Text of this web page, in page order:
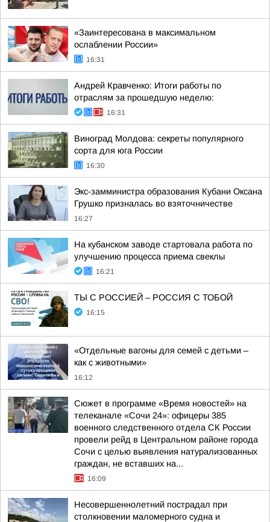
«Заинтересована в максимальном
ослаблении России»
16:31
Андрей Кравченко: Итоги работы по
отраслям за прошедшую неделю:
16:31
Виноград Молдова: секреты популярного
сорта для юга России
16:30
Экс-замминистра образования Кубани Оксана
Грушко призналась во взяточничестве
16:27
На кубанском заводе стартовала работа по
улучшению процесса приема свеклы
16:21
ТЫ С РОССИЕЙ – РОССИЯ С ТОБОЙ
16:15
«Отдельные вагоны для семей с детьми –
как с животными»
16:12
Сюжет в программе «Время новостей» на
телеканале «Сочи 24»: офицеры 385
военного следственного отдела СК России
провели рейд в Центральном районе города
Сочи с целью выявления натурализованных
граждан, не вставших на...
16:09
Несовершеннолетний пострадал при
столкновении маломерного судна и